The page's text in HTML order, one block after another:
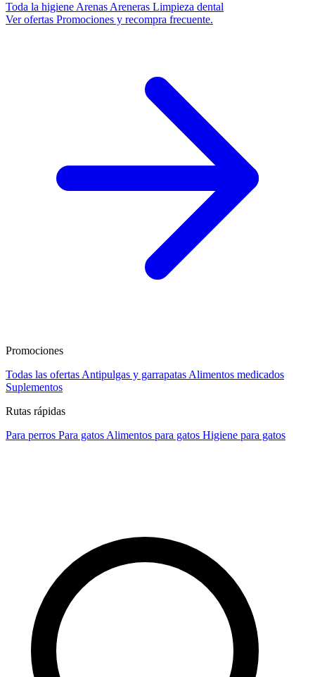
Toda la higiene Arenas Areneras Limpieza dental
Ver ofertas Promociones y recompra frecuente.
Promociones
Todas las ofertas Antipulgas y garrapatas Alimentos medicados
Suplementos
Rutas rápidas
Para perros Para gatos Alimentos para gatos Higiene para gatos